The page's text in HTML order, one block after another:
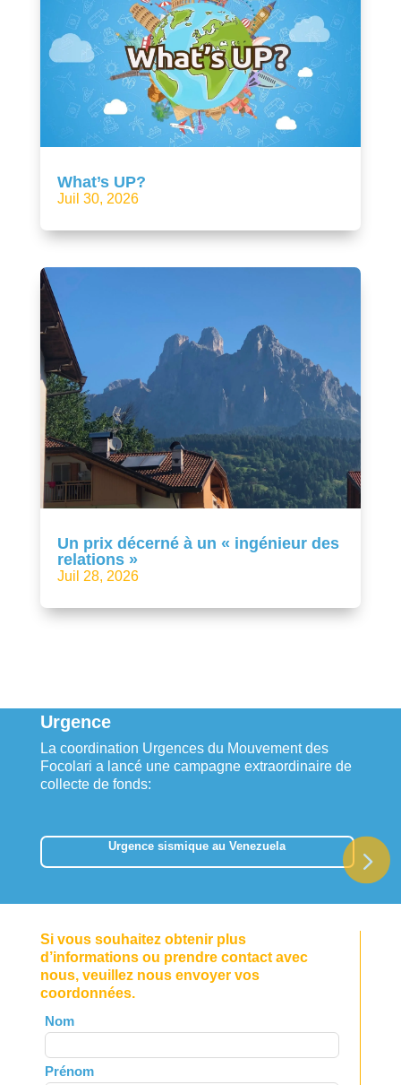
What’s UP?
Juil 30, 2026
Un prix décerné à un « ingénieur des
relations »
Juil 28, 2026
Urgence
La coordination Urgences du Mouvement des
Focolari a lancé une campagne extraordinaire de
collecte de fonds:
Urgence sismique au Venezuela
Si vous souhaitez obtenir plus
d’informations ou prendre contact avec
nous, veuillez nous envoyer vos
coordonnées.
Leave
this
field
blank
Nom
Prénom